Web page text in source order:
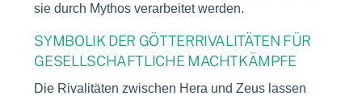
sie durch Mythos verarbeitet werden.
SYMBOLIK DER GÖTTERRIVALITÄTEN FÜR
GESELLSCHAFTLICHE MACHTKÄMPFE
Die Rivalitäten zwischen Hera und Zeus lassen